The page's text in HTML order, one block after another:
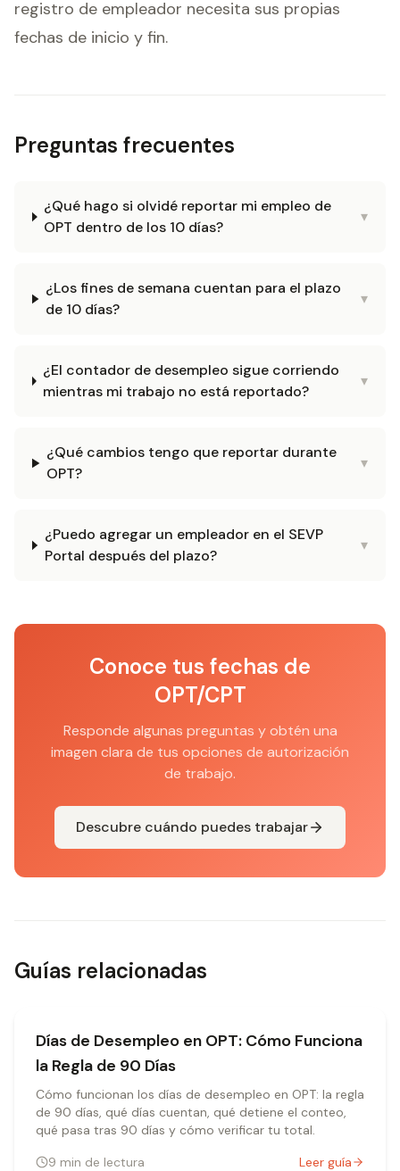
registro de empleador necesita sus propias
fechas de inicio y fin.
Preguntas frecuentes
¿Qué hago si olvidé reportar mi empleo de
OPT dentro de los 10 días?
▾
¿Los fines de semana cuentan para el plazo
de 10 días?
▾
¿El contador de desempleo sigue corriendo
mientras mi trabajo no está reportado?
▾
¿Qué cambios tengo que reportar durante
OPT?
▾
¿Puedo agregar un empleador en el SEVP
Portal después del plazo?
▾
Conoce tus fechas de
OPT/CPT
Responde algunas preguntas y obtén una
imagen clara de tus opciones de autorización
de trabajo.
Descubre cuándo puedes trabajar
Guías relacionadas
Días de Desempleo en OPT: Cómo Funciona
la Regla de 90 Días
Cómo funcionan los días de desempleo en OPT: la regla
de 90 días, qué días cuentan, qué detiene el conteo,
qué pasa tras 90 días y cómo verificar tu total.
9 min de lectura Leer guía